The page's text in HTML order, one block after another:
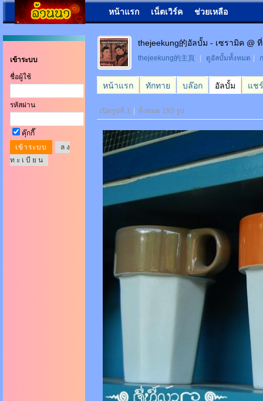
หน้าแรก เน็ตเวิร์ค ช่วยเหลือ
เข้าระบบ
ชื่อผู้ใช้
รหัสผ่าน
คุ๊กกี๊
ล ง
ท ะ เ บี ย น
thejeekung的อัลบั้ม - เซรามิค @
thejeekung的主頁 ดูอัลบั้มทั้งหมด
หน้าแรก ทักทาย บล๊อก อัลบั้ม แชร์
เปิดรูปที่ 1 ทั้งหมด 193 รูป